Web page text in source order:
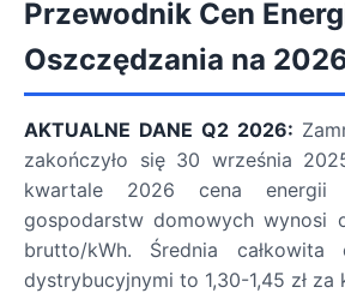
Przewodnik Cen
Oszczędzania na
AKTUALNE DANE Q2 2026:
zakończyło się 30 września
kwartale 2026 cena energii
gospodarstw domowych wynosi
brutto/kWh. Średnia całkowita
dystrybucyjnymi to 1,30-1,45 zł za